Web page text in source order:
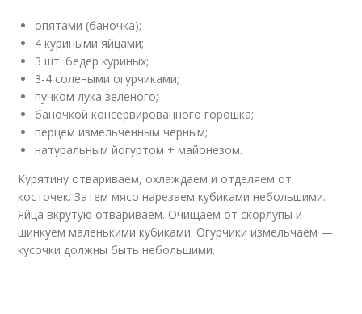
опятами (баночка);
4 куриными яйцами;
3 шт. бедер куриных;
3-4 солеными огурчиками;
пучком лука зеленого;
баночкой консервированного горошка;
перцем измельченным черным;
натуральным йогуртом + майонезом.
Курятину отвариваем, охлаждаем и отделяем от
косточек. Затем мясо нарезаем кубиками небольшими.
Яйца вкрутую отвариваем. Очищаем от скорлупы и
шинкуем маленькими кубиками. Огурчики измельчаем —
кусочки должны быть небольшими.